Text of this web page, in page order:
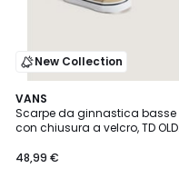
New Collection
VANS
Scarpe da ginnastica basse
con chiusura a velcro, TD OLD
48,99 €